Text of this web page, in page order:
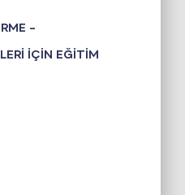
–
İÇİN EĞİTİM